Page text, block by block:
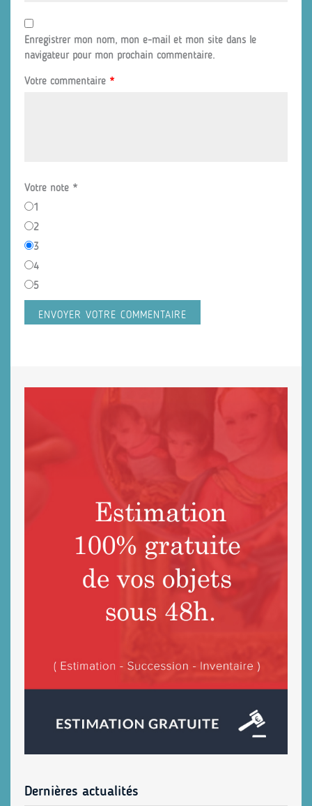
Enregistrer mon nom, mon e-mail et mon site dans le
navigateur pour mon prochain commentaire.
Votre commentaire *
Votre note *
1
2
3
4
5
Dernières actualités